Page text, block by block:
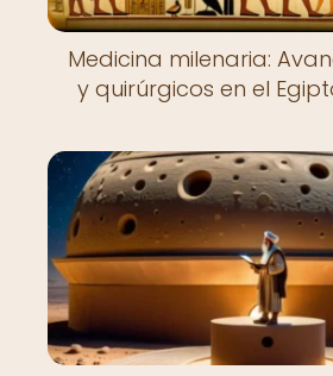
Medicina milenaria:
y quirúrgicos en el